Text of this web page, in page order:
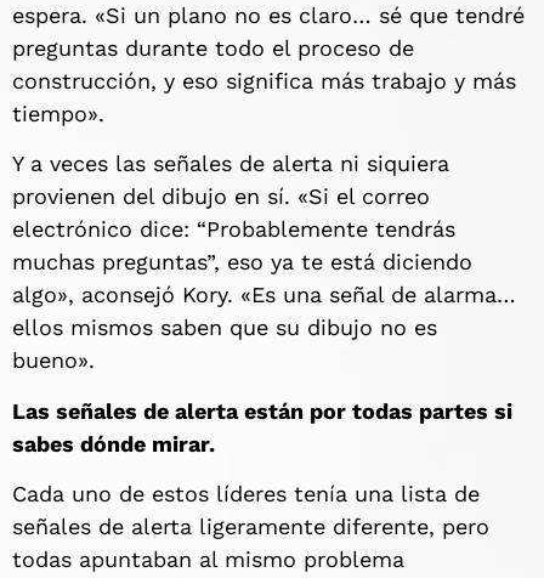
espera. «Si un plano no es claro… sé que tendré
preguntas durante todo el proceso de
construcción, y eso significa más trabajo y más
tiempo».
Y a veces las señales de alerta ni siquiera
provienen del dibujo en sí. «Si el correo
electrónico dice: “Probablemente tendrás
muchas preguntas”, eso ya te está diciendo
algo», aconsejó Kory. «Es una señal de alarma…
ellos mismos saben que su dibujo no es
bueno».
Las señales de alerta están por todas partes si
sabes dónde mirar.
Cada uno de estos líderes tenía una lista de
señales de alerta ligeramente diferente, pero
todas apuntaban al mismo problema